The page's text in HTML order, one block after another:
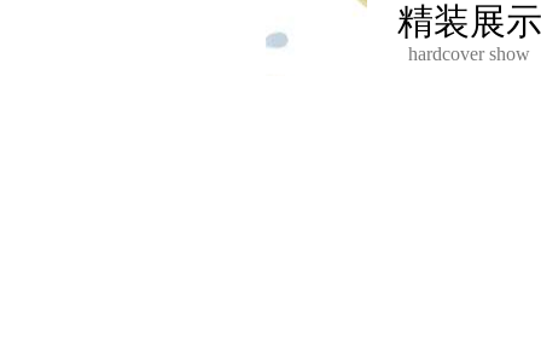
精装展示
hardcover show